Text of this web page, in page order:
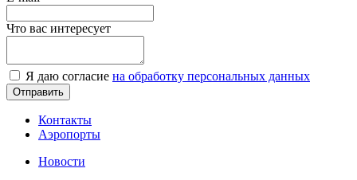
Что вас интересует
Я даю согласие на обработку персональных данных
Контакты
Аэропорты
Новости